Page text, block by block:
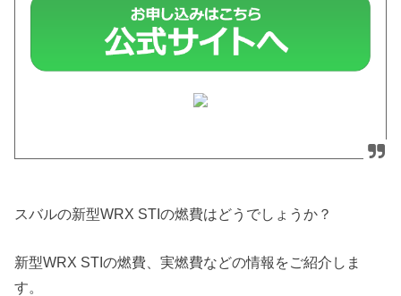
スバルの新型WRX STIの燃費はどうでしょうか？
新型WRX STIの燃費、実燃費などの情報をご紹介しま
す。